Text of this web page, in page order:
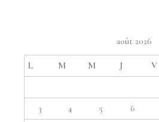
août 2026
L M M J V
3
4 5 6